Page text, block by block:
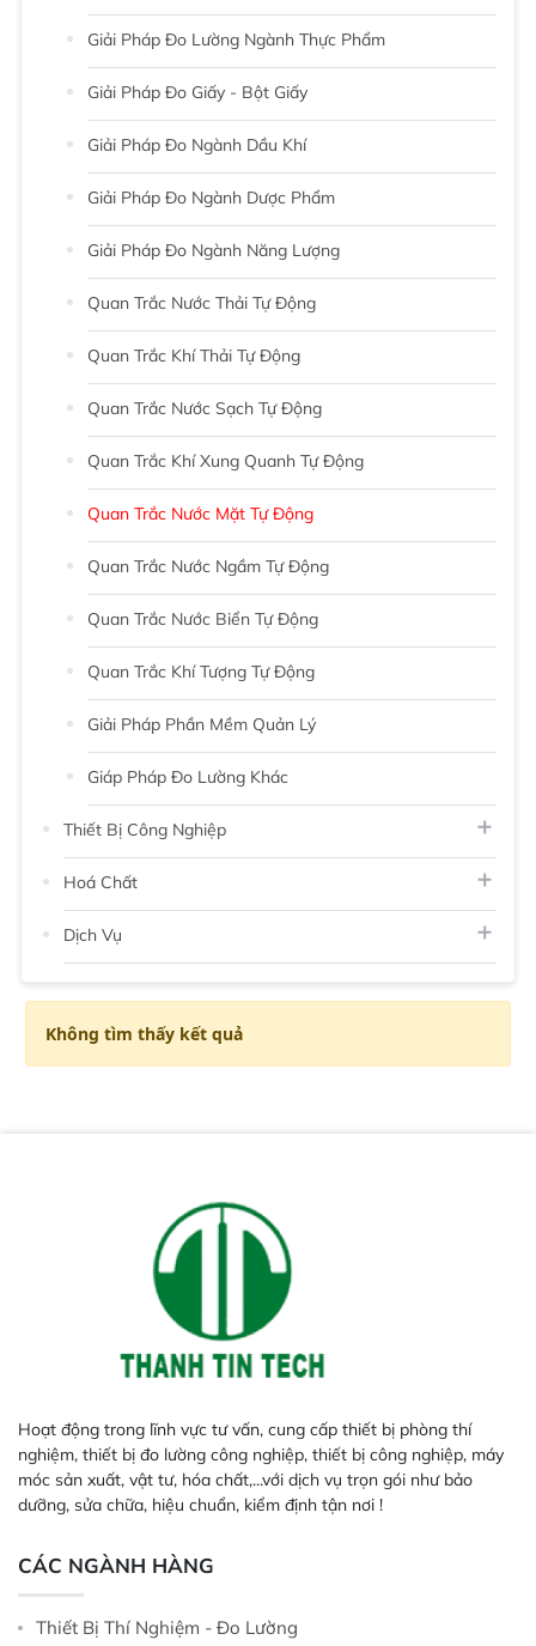
Giải Pháp Đo Lường Ngành Thực Phẩm
Giải Pháp Đo Giấy - Bột Giấy
Giải Pháp Đo Ngành Dầu Khí
Giải Pháp Đo Ngành Dược Phẩm
Giải Pháp Đo Ngành Năng Lượng
Quan Trắc Nước Thải Tự Động
Quan Trắc Khí Thải Tự Động
Quan Trắc Nước Sạch Tự Động
Quan Trắc Khí Xung Quanh Tự Động
Quan Trắc Nước Mặt Tự Động
Quan Trắc Nước Ngầm Tự Động
Quan Trắc Nước Biển Tự Động
Quan Trắc Khí Tượng Tự Động
Giải Pháp Phần Mềm Quản Lý
Giáp Pháp Đo Lường Khác
Thiết Bị Công Nghiệp
Hoá Chất
Dịch Vụ
Không tìm thấy kết quả
Hoạt động trong lĩnh vực tư vấn, cung cấp thiết bị phòng thí
nghiệm, thiết bị đo lường công nghiệp, thiết bị công nghiệp, máy
móc sản xuất, vật tư, hóa chất,...với dịch vụ trọn gói như bảo
dưỡng, sửa chữa, hiệu chuẩn, kiểm định tận nơi !
CÁC NGÀNH HÀNG
Thiết Bị Thí Nghiệm - Đo Lường